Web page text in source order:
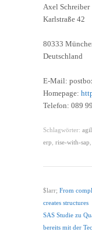
Axel Schreiber
Karlstraße 42
80333
Deutschland
E-Mail:
Homepage:
Telefon: 089
Schlagwörter:
erp rise-with-sap
$larr; From
creates structures
SAS Studie zu
bereits mit der